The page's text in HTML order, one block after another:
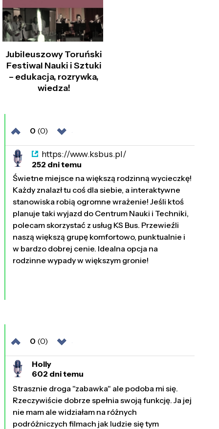
Jubileuszowy Toruński
Festiwal Nauki i Sztuki
– edukacja, rozrywka,
wiedza!
0 (0)
https://www.ksbus.pl/
252 dni temu
Świetne miejsce na większą rodzinną wycieczkę!
Każdy znalazł tu coś dla siebie, a interaktywne
stanowiska robią ogromne wrażenie! Jeśli ktoś
planuje taki wyjazd do Centrum Nauki i Techniki,
polecam skorzystać z usług KS Bus. Przewieźli
naszą większą grupę komfortowo, punktualnie i
w bardzo dobrej cenie. Idealna opcja na
rodzinne wypady w większym gronie!
0 (0)
Holly
602 dni temu
Strasznie droga "zabawka" ale podoba mi się.
Rzeczywiście dobrze spełnia swoją funkcję. Ja jej
nie mam ale widziałam na różnych
podróżniczych filmach jak ludzie się tym